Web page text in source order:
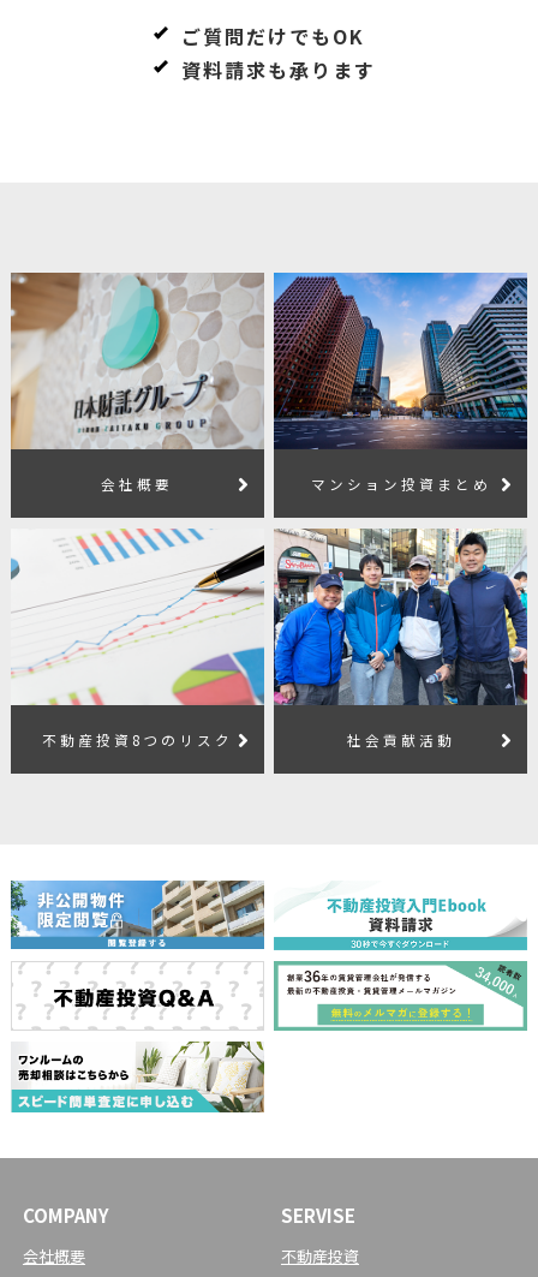
ご質問だけでもOK
資料請求も承ります
会社概要 マンション投資まとめ
不動産投資8つのリスク 社会貢献活動
COMPANY
会社概要
SERVISE
不動産投資